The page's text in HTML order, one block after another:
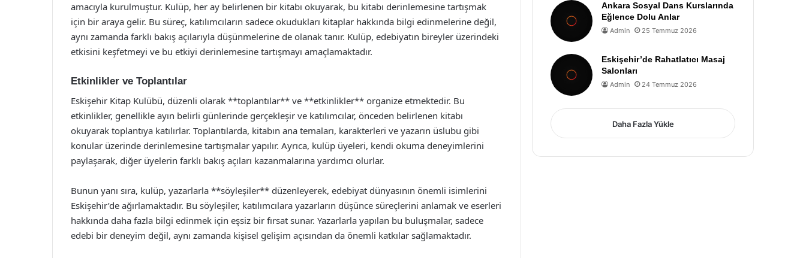
amacıyla kurulmuştur. Kulüp, her ay belirlenen bir kitabı okuyarak, bu kitabı derinlemesine tartışmak
için bir araya gelir. Bu süreç, katılımcıların sadece okudukları kitaplar hakkında bilgi edinmelerine değil,
aynı zamanda farklı bakış açılarıyla düşünmelerine de olanak tanır. Kulüp, edebiyatın bireyler üzerindeki
etkisini keşfetmeyi ve bu etkiyi derinlemesine tartışmayı amaçlamaktadır.
Etkinlikler ve Toplantılar
Eskişehir Kitap Kulübü, düzenli olarak **toplantılar** ve **etkinlikler** organize etmektedir. Bu
etkinlikler, genellikle ayın belirli günlerinde gerçekleşir ve katılımcılar, önceden belirlenen kitabı
okuyarak toplantıya katılırlar. Toplantılarda, kitabın ana temaları, karakterleri ve yazarın üslubu gibi
konular üzerinde derinlemesine tartışmalar yapılır. Ayrıca, kulüp üyeleri, kendi okuma deneyimlerini
paylaşarak, diğer üyelerin farklı bakış açıları kazanmalarına yardımcı olurlar.
Bunun yanı sıra, kulüp, yazarlarla **söyleşiler** düzenleyerek, edebiyat dünyasının önemli isimlerini
Eskişehir’de ağırlamaktadır. Bu söyleşiler, katılımcılara yazarların düşünce süreçlerini anlamak ve eserleri
hakkında daha fazla bilgi edinmek için eşsiz bir fırsat sunar. Yazarlarla yapılan bu buluşmalar, sadece
edebi bir deneyim değil, aynı zamanda kişisel gelişim açısından da önemli katkılar sağlamaktadır.
Ankara Sosyal Dans Kurslarında
Eğlence Dolu Anlar
Admin 25 Temmuz 2026
Eskişehir’de Rahatlatıcı Masaj
Salonları
Admin 24 Temmuz 2026
Daha Fazla Yükle